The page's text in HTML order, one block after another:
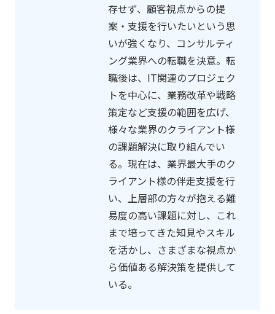
存せず、顧客視点からの提
案・支援を行いたいという思
いが強くなり、コンサルティ
ング業界への転職を決意。転
職後は、IT関連のプロジェク
トを中心に、業務改革や戦略
策定など支援の範囲を広げ、
様々な業界のクライアント様
の課題解決に取り組んでい
る。現在は、業界最大手のク
ライアント様の伴走支援を行
い、上層部の方々が抱える難
易度の高い課題に対し、これ
まで培ってきた知見やスキル
を活かし、さまざまな視点か
ら価値ある解決策を提供して
いる。